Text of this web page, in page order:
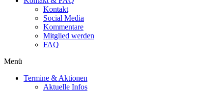
Kontakt
Social Media
Kommentare
Mitglied werden
FAQ
Menü
Termine & Aktionen
Aktuelle Infos